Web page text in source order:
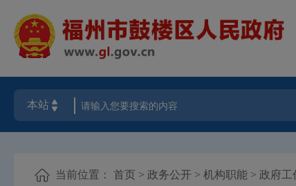
当前位置： 首页 > 政务公开 > 机构职能 > 政府工